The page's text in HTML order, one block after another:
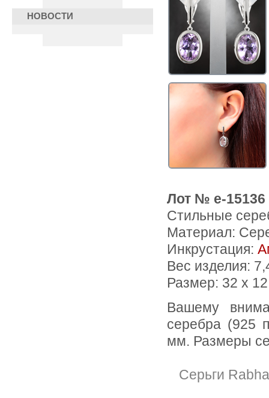
НОВОСТИ
Лот № e-15136
Стильные
Материал:
Инкрустация:
Вес изделия:
Размер: 32 х
Вашему вниманию предлагаются серьги из стерлингового
серебра (925
мм. Размеры
Серьги